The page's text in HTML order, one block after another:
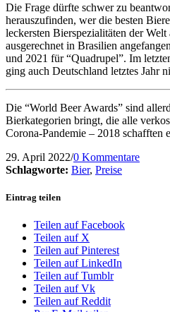
Die Frage dürfte schwer zu
herauszufinden, wer die besten
leckersten Bierspezialitäten der
ausgerechnet in Brasilien
und 2021 für “Quadrupel”. Im
ging auch Deutschland letztes Jahr
Die “World Beer Awards” sind
Bierkategorien bringt, die alle
Corona-Pandemie – 2018 schafften
29. April 2022/0 Kommentare
Schlagworte: Bier, Preise
Eintrag teilen
Teilen auf Facebook
Teilen auf X
Teilen auf Pinterest
Teilen auf LinkedIn
Teilen auf Tumblr
Teilen auf Vk
Teilen auf Reddit